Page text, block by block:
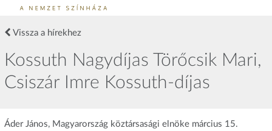
Vissza a hírekhez
Kossuth Nagydíjas Törőcsik Mari,
Csiszár Imre Kossuth-díjas
Áder János, Magyarország köztársasági elnöke március 15.